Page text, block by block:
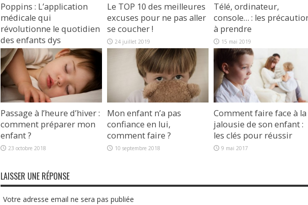
Poppins : L’application
médicale qui
révolutionne le quotidien
des enfants dys
25 mars 2024
Le TOP 10 des meilleures
excuses pour ne pas aller
se coucher !
24 juillet 2019
Télé, ordinateur,
console… : les
à prendre
15 mai 2019
Passage à l’heure d’hiver :
comment préparer mon
enfant ?
23 octobre 2018
Mon enfant n’a pas
confiance en lui,
comment faire ?
10 septembre 2018
Comment faire face à la
jalousie de son enfant :
les clés pour réussir
9 mai 2017
LAISSER UNE RÉPONSE
Votre adresse email ne sera pas publiée